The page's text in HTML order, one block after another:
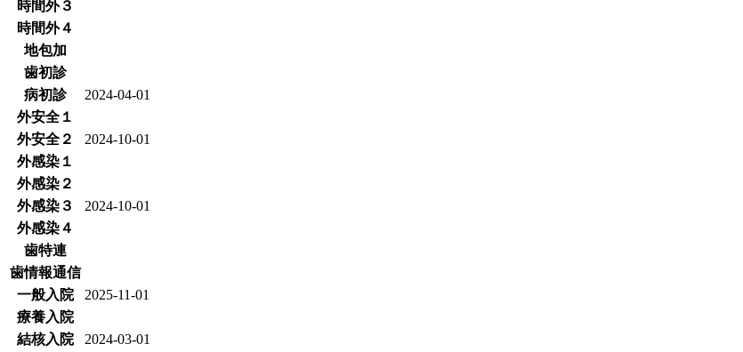
時間外３
時間外４
地包加
歯初診
病初診
2024-04-01
外安全１
外安全２
2024-10-01
外感染１
外感染２
外感染３
2024-10-01
外感染４
歯特連
歯情報通信
一般入院
2025-11-01
療養入院
結核入院
2024-03-01